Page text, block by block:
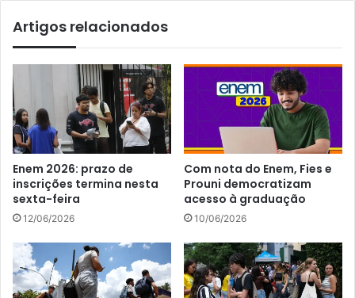
Artigos relacionados
Enem 2026: prazo de
inscrições termina nesta
sexta-feira
12/06/2026
Com nota do Enem, Fies e
Prouni democratizam
acesso à graduação
10/06/2026